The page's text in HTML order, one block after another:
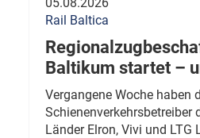
Rail Baltica
Baltikum startet –
Vergangene Woche haben
Schienenverkehrsbetreiber
Länder Elron, Vivi und LTG